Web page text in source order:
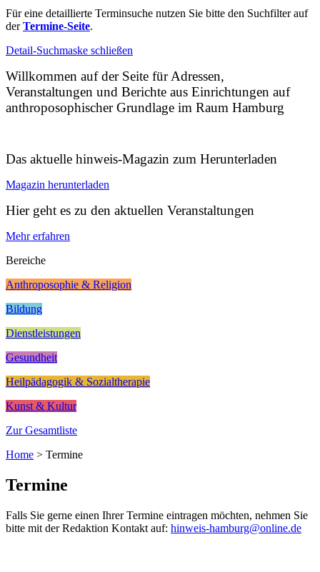
Für eine detaillierte Terminsuche nutzen Sie bitte den Suchfilter auf
derTermine-Seite.
Detail-Suchmaske schließen
Willkommen auf der Seite für Adressen,
Veranstaltungen und Berichte aus Einrichtungen auf
anthroposophischer Grundlage im Raum Hamburg
Das aktuelle hinweis-Magazin zum Herunterladen
Magazin herunterladen
Hier geht es zu den aktuellen Veranstaltungen
Mehr erfahren
Bereiche
Anthroposophie & Religion
Bildung
Dienstleistungen
Gesundheit
Heilpädagogik & Sozialtherapie
Kunst & Kultur
Zur Gesamtliste
Home > Termine
Termine
Falls Sie gerne einen Ihrer Termine eintragen möchten, nehmen Sie
bitte mit der Redaktion Kontakt auf: hinweis-hamburg@online.de